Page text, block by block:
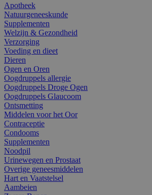
Apotheek
Natuurgeneeskunde
Supplementen
Welzijn & Gezondheid
Verzorging
Voeding en dieet
Dieren
Ogen en Oren
Oogdruppels allergie
Oogdruppels Droge Ogen
Oogdruppels Glaucoom
Ontsmetting
Middelen voor het Oor
Contraceptie
Condooms
Supplementen
Noodpil
Urinewegen en Prostaat
Overige geneesmiddelen
Hart en Vaatstelsel
Aambeien